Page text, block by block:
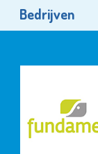
Bedrijven